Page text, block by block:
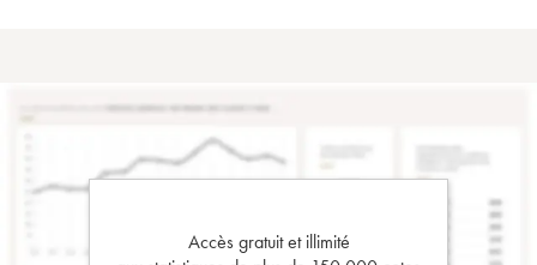
Accès gratuit et illimité